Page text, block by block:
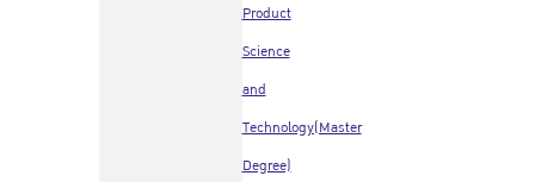
Product
Science
and
Technology(Master
Degree)